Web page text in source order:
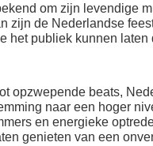
om zijn levendige
zijn de Nederlandse
het publiek kunnen
opzwepende beats,
naar een hoger
en energieke
genieten van een